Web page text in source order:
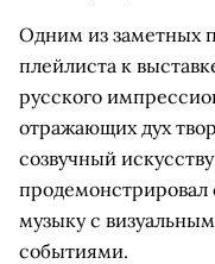
Одним из заметных
плейлиста к
русского
отражающих дух
созвучный
продемонстрировал
музыку с
событиями.